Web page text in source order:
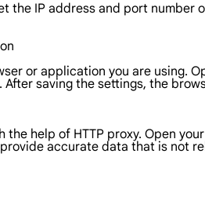
the IP address and port
or application you are using.
saving the settings, the
help of HTTP proxy. Open
accurate data that is not